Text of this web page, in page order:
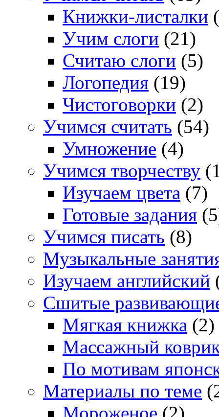
Книжки-листалки
Учим слоги (21)
Считаю слоги (5)
Логопедия (19)
Чистоговорки (2)
Учимся считать (54)
Умножение (4)
Учимся творчеству
Изучаем цвета (7)
Готовые задания
Учимся писать (8)
Музыкальные
Изучаем английский
Сшитые
Мягкая книжка (2)
Массажный
По мотивам
Материалы по теме